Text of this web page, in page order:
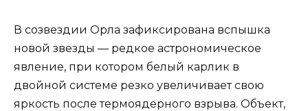
В созвездии Орла зафиксирована вспышка
новой звезды — редкое астрономическое
явление, при котором белый карлик в
двойной системе резко увеличивает свою
яркость после термоядерного взрыва. Объект,